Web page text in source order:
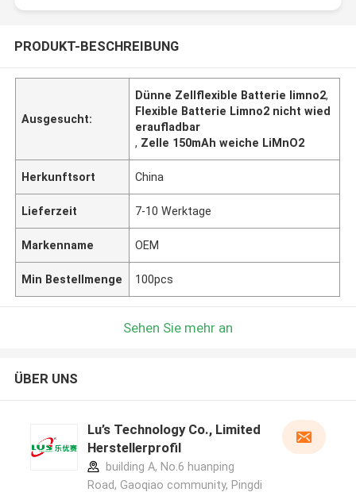
PRODUKT-BESCHREIBUNG
Ausgesucht:
Dünne Zellflexible Batterie limno2,
Flexible Batterie Limno2 nicht wied
eraufladbar
, Zelle 150mAh weiche LiMnO2
Herkunftsort China
Lieferzeit 7-10 Werktage
Markenname OEM
Min Bestellmenge 100pcs
Sehen Sie mehr an
ÜBER UNS
Lu’s Technology Co., Limited
Herstellerprofil
building A, No.6 huanping
Road, Gaoqiao community, Pingdi